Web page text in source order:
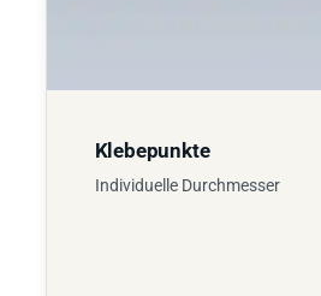
Klebepunkte
Individuelle Durchmesser